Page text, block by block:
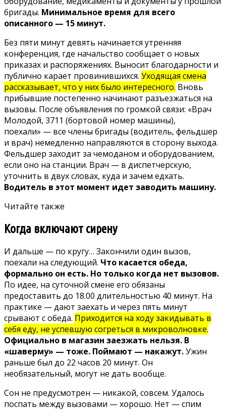
бригады. Минимальное время для всего
описанного — 15 минут.
Без пяти минут девять начинается утренняя
конференция, где начальство сообщает о новых
приказах и распоряжениях. Выносит благодарности и
публично карает провинившихся. Уходящая смена
рассказывает, что у них было интересного. Вновь
прибывшие постепенно начинают разъезжаться на
вызовы. После объявления по громкой связи: «Врач
Молодой, 3711 (бортовой номер машины),
поехали» — все члены бригады (водитель, фельдшер
и врач) немедленно направляются в сторону выхода.
Фельдшер заходит за чемоданом и оборудованием,
если оно на станции. Врач — в диспетчерскую,
уточнить в двух словах, куда и зачем едхать.
Водитель в этот момент идет заводить машину.
Читайте также
Когда включают сирену
И дальше — по кругу… Закончили один вызов,
поехали на следующий. Что касается обеда,
формально он есть. Но только когда нет вызовов.
По идее, на суточной смене его обязаны
предоставить до 18.00 длительностью 40 минут. На
практике — дают заехать и через пять минут
срывают с обеда. Приходится на ходу закидывать в
себя еду, не успевшую согреться в микроволновке.
Официально в магазин заезжать нельзя. В
«шаверму» — тоже. Поймают — накажут.Ужин
раньше был до 22 часов 20 минут. Он
необязательный, могут не дать вообще.
Сон не предусмотрен — никакой, совсем. Удалось
поспать между вызовами — хорошо. Нет — спим